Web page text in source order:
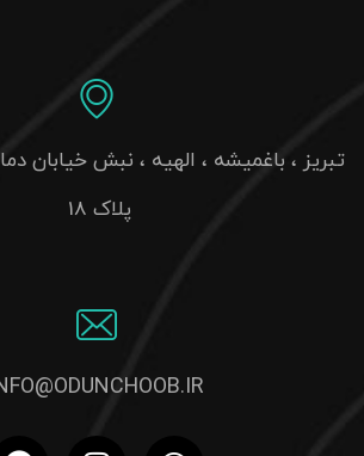
تبریز ، باغمیشه ، الهیه ، نبش خیابان
پلاک 18